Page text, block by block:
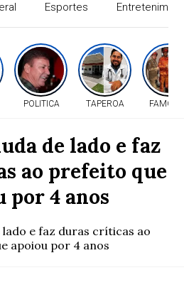
Esportes
POLITICA TAPEROA
de lado e faz
ao prefeito que
por 4 anos
e faz duras críticas ao
apoiou por 4 anos